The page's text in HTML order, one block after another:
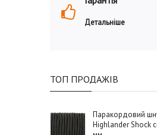
Детальніше
ТОП ПРОДАЖІВ
Паракордовий
Highlander Shock